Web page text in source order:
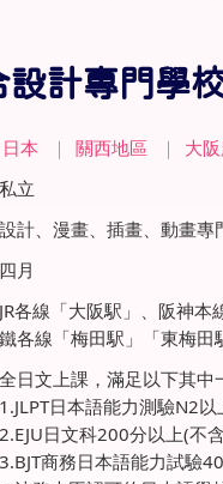
設計專門學
日本 ｜ 關西地區 ｜
大
私立
設計、漫畫、插畫、動畫專
四月
JR各線「大阪駅」、阪神
鐵各線「梅田駅」「東梅田
全日文上課，滿足以下其中
1.JLPT日本語能力測驗N2以
2.EJU日文科200分以上(不
3.BJT商務日本語能力試驗